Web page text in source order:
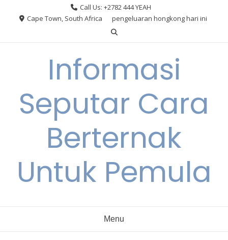
Call Us: +2782 444 YEAH
Cape Town, South Africa
pengeluaran hongkong hari ini
Informasi
Seputar Cara
Berternak
Untuk Pemula
Menu